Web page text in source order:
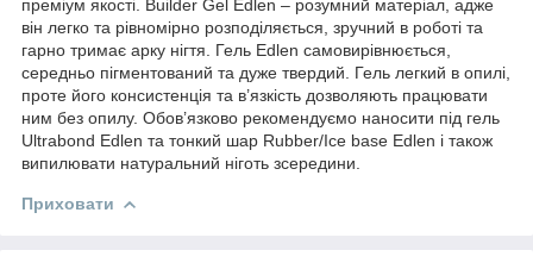
преміум якості. Builder Gel Edlen – розумний матеріал, адже
він легко та рівномірно розподіляється, зручний в роботі та
гарно тримає арку нігтя. Гель Edlen самовирівнюється,
середньо пігментований та дуже твердий. Гель легкий в опилі,
проте його консистенція та в’язкість дозволяють працювати
ним без опилу. Обов’язково рекомендуємо наносити під гель
Ultrabond Edlen та тонкий шар Rubber/Ice base Edlen і також
випилювати натуральний ніготь зсередини.
Приховати